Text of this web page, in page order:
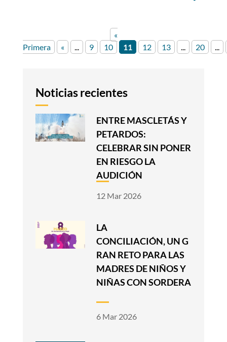
«
Primera
« ... 9 10 11 12 13 ... 20 ...
ENTRE MASCLETÁS Y
PETARDOS:
CELEBRAR SIN PONER
EN RIESGO LA
AUDICIÓN
12 Mar 2026
LA
CONCILIACIÓN, UN G
RAN RETO PARA LAS
MADRES DE NIÑOS Y
NIÑAS CON SORDERA
6 Mar 2026
Noticias recientes